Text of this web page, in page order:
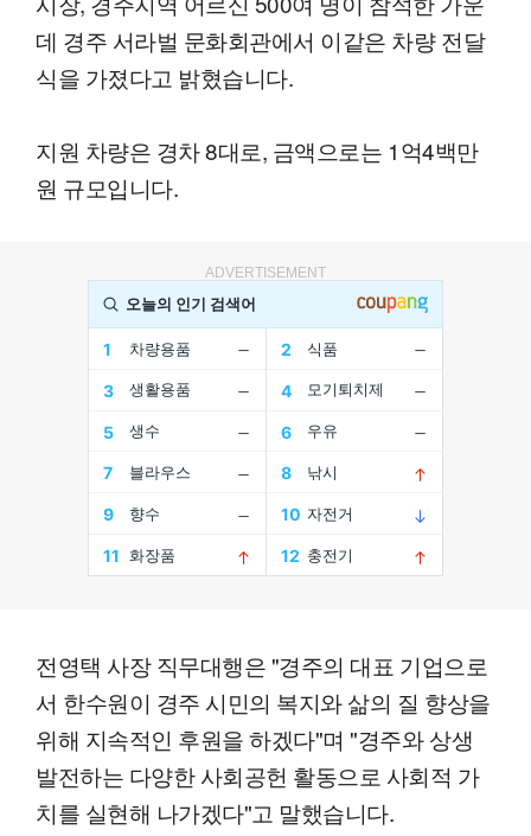
데 경주 서라벌 문화회관에서 이같은 차량 전달
식을 가졌다고 밝혔습니다.
지원 차량은 경차 8대로, 금액으로는 1억4백만
원 규모입니다.
ADVERTISEMENT
전영택 사장 직무대행은 "경주의 대표 기업으로
서 한수원이 경주 시민의 복지와 삶의 질 향상을
위해 지속적인 후원을 하겠다"며 "경주와 상생
발전하는 다양한 사회공헌 활동으로 사회적 가
치를 실현해 나가겠다"고 말했습니다.